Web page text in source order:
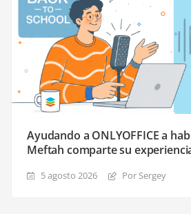
Ayudando a ONLYOFFICE a
Meftah comparte su
5 agosto 2026 Por Sergey